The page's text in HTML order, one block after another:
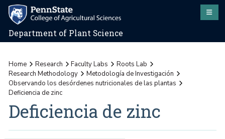
Department of Plant Science
Home Research Faculty Labs
Roots Lab
Research Methodology
Metodología de Investigación
Observando los desórdenes nutricionales de las plantas
Deficiencia de zinc
Deficiencia de zinc